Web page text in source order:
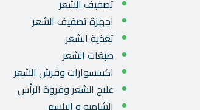
تصفيف الشعر
اجهزة تصفيف الشعر
تغذية الشعر
صبغات الشعر
اكسسوارات وفرش الشعر
علاج الشعر وفروة الرأس